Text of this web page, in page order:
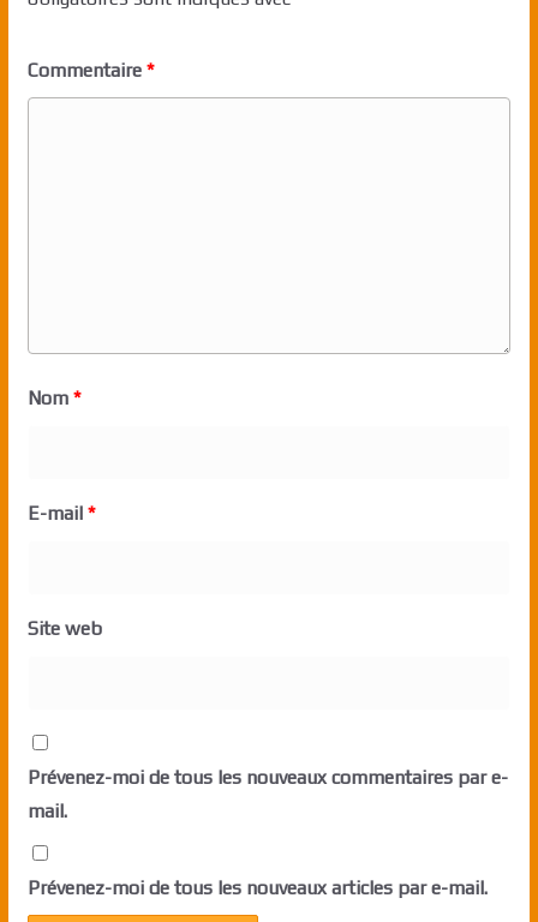
Commentaire *
Nom *
E-mail *
Site web
Prévenez-moi de tous les nouveaux commentaires par e-
mail.
Prévenez-moi de tous les nouveaux articles par e-mail.